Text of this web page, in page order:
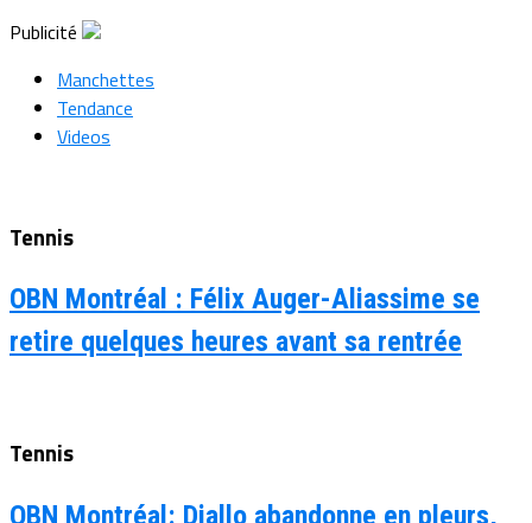
Publicité
Manchettes
Tendance
Videos
Tennis
OBN Montréal : Félix Auger-Aliassime se
retire quelques heures avant sa rentrée
Tennis
OBN Montréal: Diallo abandonne en pleurs,